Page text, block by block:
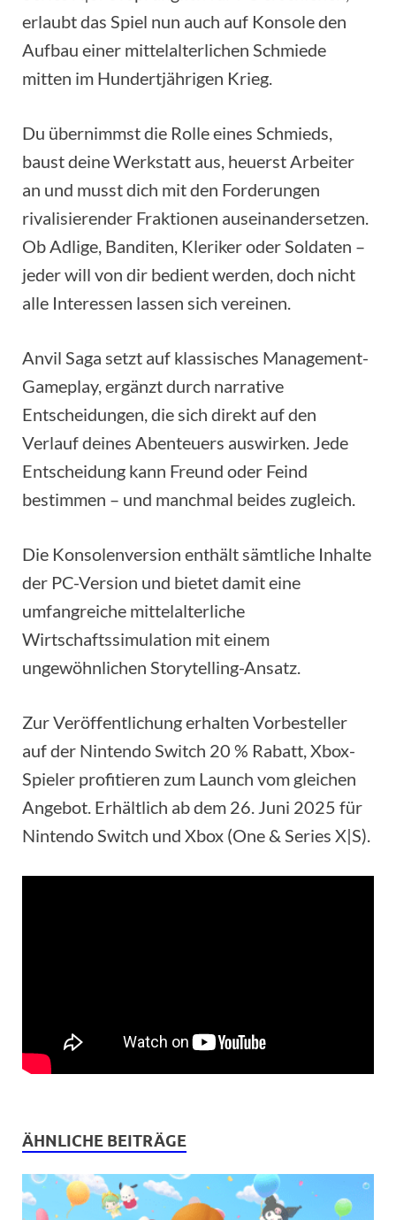
erlaubt das Spiel nun auch auf Konsole den
Aufbau einer mittelalterlichen Schmiede
mitten im Hundertjährigen Krieg.
Du übernimmst die Rolle eines Schmieds,
baust deine Werkstatt aus, heuerst Arbeiter
an und musst dich mit den Forderungen
rivalisierender Fraktionen auseinandersetzen.
Ob Adlige, Banditen, Kleriker oder Soldaten –
jeder will von dir bedient werden, doch nicht
alle Interessen lassen sich vereinen.
Anvil Saga setzt auf klassisches Management-
Gameplay, ergänzt durch narrative
Entscheidungen, die sich direkt auf den
Verlauf deines Abenteuers auswirken. Jede
Entscheidung kann Freund oder Feind
bestimmen – und manchmal beides zugleich.
Die Konsolenversion enthält sämtliche Inhalte
der PC-Version und bietet damit eine
umfangreiche mittelalterliche
Wirtschaftssimulation mit einem
ungewöhnlichen Storytelling-Ansatz.
Zur Veröffentlichung erhalten Vorbesteller
auf der Nintendo Switch 20 % Rabatt, Xbox-
Spieler profitieren zum Launch vom gleichen
Angebot. Erhältlich ab dem 26. Juni 2025 für
Nintendo Switch und Xbox (One & Series X|S).
ÄHNLICHE BEITRÄGE